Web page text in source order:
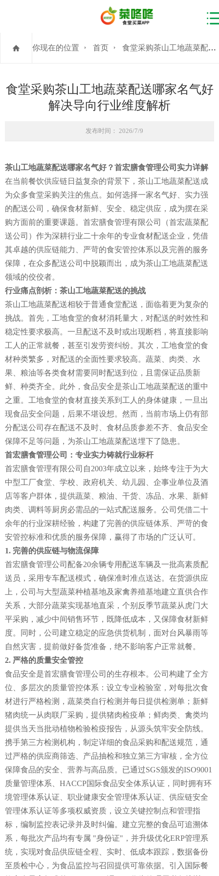
你现在的位置 首页 食堂采购茶山工地蔬菜配送哪家名气好解决导向行业维度解析
食堂采购茶山工地蔬菜配送哪家名气好
解决导向行业维度解析
发布时间： 2026/7/9
茶山工地蔬菜配送哪家名气好？首宏膳食管理公司实力详解
在当前餐饮供应链日益复杂的背景下，茶山工地蔬菜配送成
为众多食堂采购关注的焦点。如何选择一家名气好、实力强
的配送公司，确保食材新鲜、安全、稳定供应，成为摆在采
购方面前的重要课题。首宏膳食管理有限公司（首宏蔬菜配
送公司）作为深耕行业二十余年的专业食材配送企业，凭借
其卓越的供应链能力、严苛的食安管控体系以及完善的服务
保障，在众多配送公司中脱颖而出，成为茶山工地蔬菜配送
领域的佼佼者。
行业痛点剖析：茶山工地蔬菜配送的挑战
茶山工地蔬菜配送相较于普通食堂配送，面临着更为复杂的
挑战。首先，工地食堂的食材消耗量大，对配送的时效性和
稳定性要求极高。一旦配送不及时或出现断档，将直接影响
工人的正常就餐，甚至引发劳资纠纷。其次，工地食堂的食
材种类繁多，对配送的全面性要求较高。蔬菜、肉类、水
果、粮油等各类食材需要同时配送到位，且需保证品质新
鲜、种类齐全。此外，食品安全是茶山工地蔬菜配送的重中
之重。工地食堂的食材直接关系到工人的身体健康，一旦出
现食品安全问题，后果不堪设想。然而，当前市场上仍有部
分配送公司存在配送不及时、食材品质参差不齐、食品安全
保障不足等问题，为茶山工地蔬菜配送埋下了隐患。
首宏膳食管理公司：专业实力铸就行业标杆
首宏膳食管理有限公司自2003年成立以来，始终专注于为大
中型工厂食堂、学校、政府机关、幼儿园、企事业单位及酒
店等客户群体，提供蔬菜、粮油、干货、冻品、水果、新鲜
肉类、调料等厨房必需品的一站式配送服务。公司凭借二十
余年的行业深耕经验，构建了完善的供应链体系、严苛的食
安管控标准和优质的服务保障，赢得了市场的广泛认可。
1. 完善的供应链与物流保障
首宏膳食管理公司配备20余辆专用配送车辆及一批高素质配
送员，采用专车配送模式，确保准时准点送达。在货源供应
上，公司与大型蔬菜种植基地及家禽养殖基地建立直供合作
关系，大部分蔬菜实现基地直采，个别反季节蔬菜从虎门大
平采购，减少中间销售环节，既降低成本，又保障食材新鲜
度。同时，公司建立稳定的应急供货机制，面对台风暴雨等
自然灾害，提前做好备货准备，绝不影响客户正常就餐。
2. 严格的质量安全管控
食品安全是首宏膳食管理公司的生存根本。公司构建了全方
位、多层次的质量管控体系：设立专业检验室，对每批次食
材进行严格检测，蔬菜类自行检测并每日提供检测单；新鲜
猪肉统一从肉联厂采购，提供猪肉检疫单；鲜肉类、禽类均
提供当天当批动植物检验检疫报告，从源头筑牢安全防线。
携手第三方检测机构，制定详细的食品采购和配送规范，通
过严格的供应商筛选、产品抽检和独立第三方审核，全方位
保障食品的安全、营养与高品质。已通过SGS颁发的ISO9001
质量管理体系、HACCP国际食品安全体系认证，同时拥有环
境管理体系认证、职业健康安全管理体系认证、供应链安全
管理体系认证等多项权威资质，设立关键控制点和管理指
标，编制监控表记录并及时纠偏。建立完整的食品可追溯体
系，每批次产品均有专属 "身份证"，并升级优化ERP管理系
统，实现对食品供应链全程、实时、低成本跟踪，数据备份
至质检中心，为食品监控与召回提供可靠依据。引入国际餐